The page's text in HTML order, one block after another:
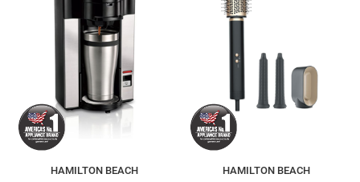
HAMILTON BEACH
HAMILTON BEACH